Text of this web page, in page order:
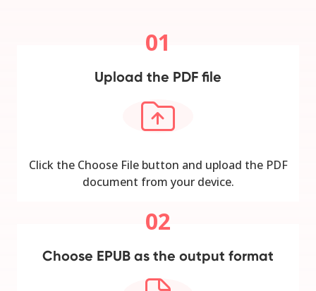
01
Upload the PDF file
Click the Choose File button and upload the PDF
document from your device.
02
Choose EPUB as the output format